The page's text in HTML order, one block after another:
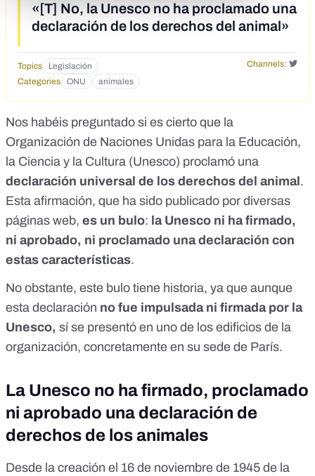
«[T] No, la Unesco no ha proclamado una
declaración de los derechos del animal»
Topics Legislación
Channels:
Categories
ONU animales
Nos habéis preguntado si es cierto que la
Organización de Naciones Unidas para la Educación,
la Ciencia y la Cultura (Unesco) proclamó una
declaración universal de los derechos del animal .
Esta afirmación, que ha sido publicado por diversas
páginas web, es un bulo: la Unesco ni ha firmado,
ni aprobado, ni proclamado una declaración con
estas características.
No obstante, este bulo tiene historia, ya que aunque
esta declaración no fue impulsada ni firmada por la
Unesco, sí se presentó en uno de los edificios de la
organización, concretamente en su sede de París.
La Unesco no ha firmado, proclamado
ni aprobado una declaración de
derechos de los animales
Desde la creación el 16 de noviembre de 1945 de la